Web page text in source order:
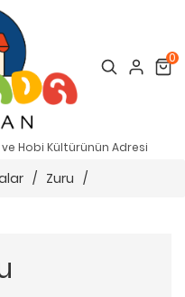
Search Cart
0
Hobi Kültürünün Adresi
/ Zuru /